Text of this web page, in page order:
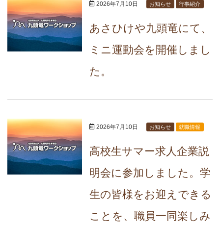
2026年7月10日 お知らせ 行事紹介
あさひけや九頭竜にて、
ミニ運動会を開催しまし
た。
2026年7月10日 お知らせ 就職情報
高校生サマー求人企業説
明会に参加しました。学
生の皆様をお迎えできる
ことを、職員一同楽しみ